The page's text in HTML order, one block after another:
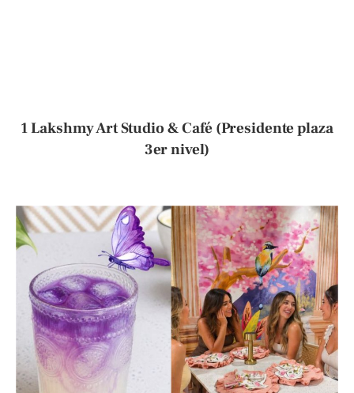
1 Lakshmy Art Studio & Café (Presidente plaza
3er nivel)